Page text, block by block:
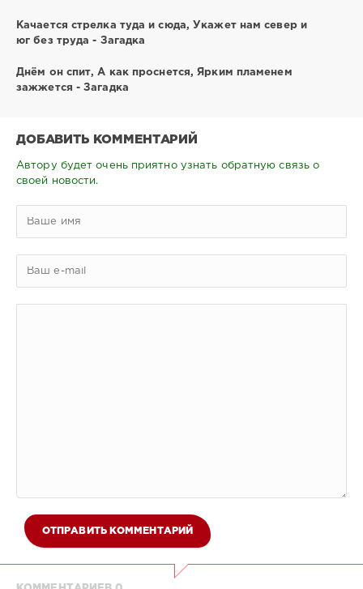
Качается стрелка туда и сюда, Укажет нам север и
юг без труда - Загадка
Днём он спит, А как проснется, Ярким пламенем
зажжется - Загадка
ДОБАВИТЬ КОММЕНТАРИЙ
Автору будет очень приятно узнать обратную связь о
своей новости.
ОТПРАВИТЬ КОММЕНТАРИЙ